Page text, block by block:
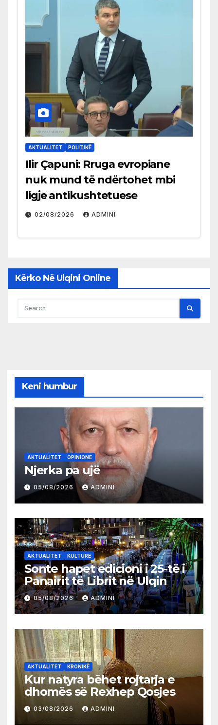
AKTUALITET POLITIKË
Ilir Çapuni: Rruga evropiane
nuk mund të ndërtohet mbi
ligje antikushtetuese
02/08/2026 ADMINI
Kërko Në Ulqini Online
Keni humbur
AKTUALITET OPINIONE
Njerka pa ujë
05/08/2026 ADMINI
AKTUALITET KULTURË
Sonte hapet edicioni i 25-të i
Panairit të Librit në Ulqin
05/08/2026 ADMINI
AKTUALITET KRONIKË
Kur natyra bëhet rojtarja e
dhomës së Rexhep Qosjes
03/08/2026 ADMINI